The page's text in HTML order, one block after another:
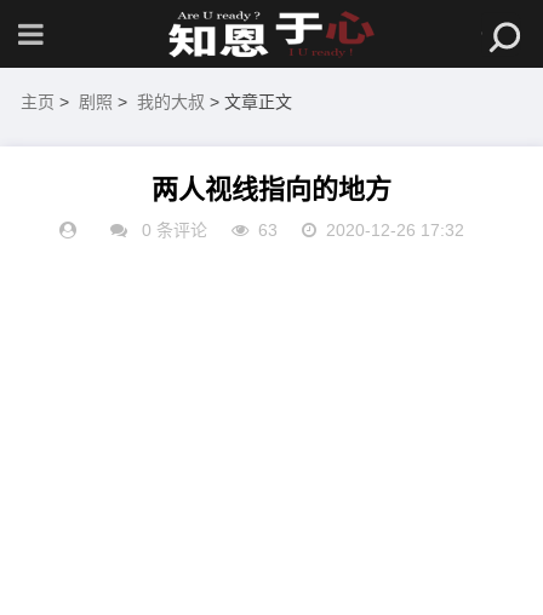
主页 > 剧照 > 我的大叔 > 文章正文
两人视线指向的地方
0 条评论 63 2020-12-26 17:32